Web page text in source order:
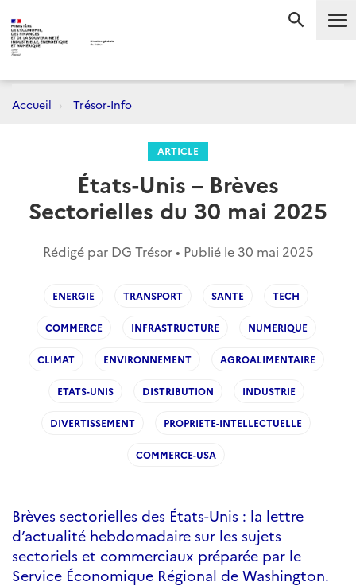
Accueil Trésor-Info
ARTICLE
États-Unis – Brèves
Sectorielles du 30 mai 2025
Rédigé par DG Trésor • Publié le 30 mai 2025
ENERGIE TRANSPORT SANTE TECH
COMMERCE INFRASTRUCTURE NUMERIQUE
CLIMAT ENVIRONNEMENT AGROALIMENTAIRE
ETATS-UNIS DISTRIBUTION INDUSTRIE
DIVERTISSEMENT PROPRIETE-INTELLECTUELLE
COMMERCE-USA
Brèves sectorielles des États-Unis : la lettre
d’actualité hebdomadaire sur les sujets
sectoriels et commerciaux préparée par le
Service Économique Régional de Washington.